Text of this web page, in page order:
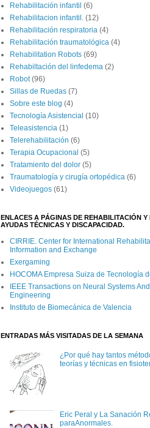
Rehabilitación infantil (6)
Rehabilitacion infantil. (12)
Rehabilitación respiratoria (4)
Rehabilitación traumatológica (4)
Rehabilitation Robots (69)
Rehabiltación del linfedema (2)
Robot (96)
Sillas de Ruedas (7)
Sobre este blog (4)
Tecnología Asistencial (10)
Teleasistencia (1)
Telerehabilitación (6)
Terapia Ocupacional (5)
Tratamiento del dolor (5)
Traumatología y cirugía ortopédica (6)
Videojuegos (61)
ENLACES A PÁGINAS DE REHABILITACIÓN Y
AYUDAS TÉCNICAS Y DISCAPACIDAD.
CIRRIE. Center for International
Information and Exchange
Exergaming
HOCOMA Empresa Suiza de Tecnología
IEEE Transactions on Neural Systems
Engineering
Instituto de Biomecánica de Valencia
ENTRADAS MÁS VISITADAS DE LA SEMANA
¿Por qué hay tantos
teorías y técnicas en
Eric Peral y La Sanación
paraAnormales.